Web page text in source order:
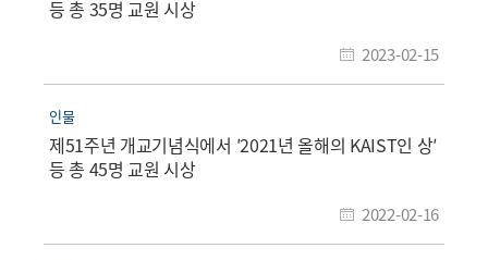
등 총 35명 교원 시상
2023-02-15
인물
제51주년 개교기념식에서 ′2021년 올해의 KAIST인 상′
등 총 45명 교원 시상
2022-02-16